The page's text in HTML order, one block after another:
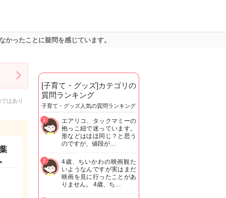
ったことに疑問を感じています。
はあり
[子育て・グッズ]カテゴリの
質問ランキング
子育て・グッズ人気の質問ランキング
エアリコ、タックマミーの
抱っこ紐で迷っています。
形などはほほ同じ？と思う
のですが、値段が…
1
4歳、ちいかわの映画観た
いようなんですが実はまだ
映画を見に行ったことがあ
りません。 4歳、ち…
2